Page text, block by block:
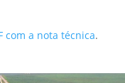
com a nota técnica.